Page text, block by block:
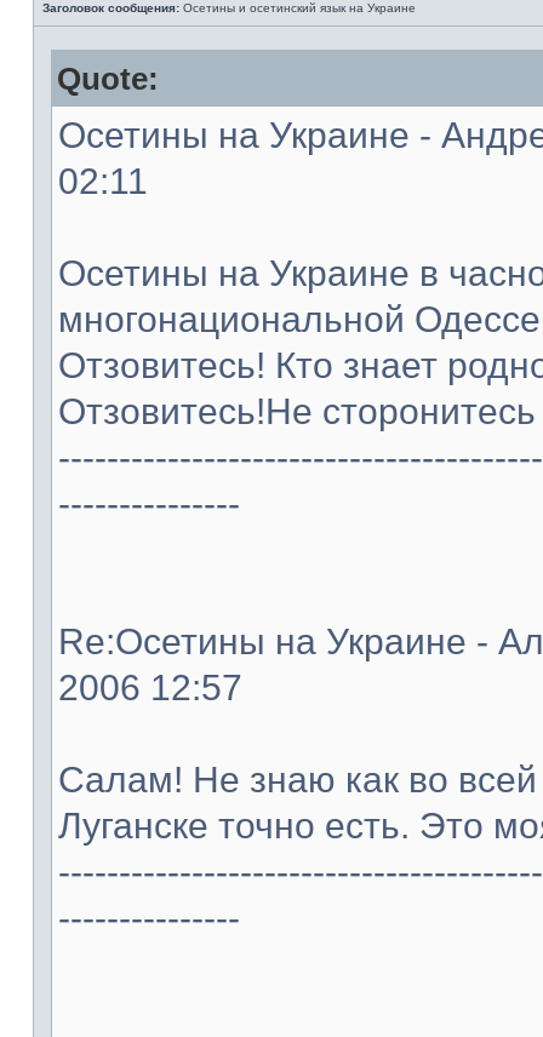
Заголовок сообщения: Осетины и осетинский язык на Украине
Quote:
Осетины на Украине -
02:11
Осетины на Украине в
многонациональной
Отзовитесь! Кто знает
Отзовитесь!Не сторонитесь
---------------
Re:Осетины на Украине -
2006 12:57
Салам! Не знаю как во
Луганске точно есть. Это
---------------